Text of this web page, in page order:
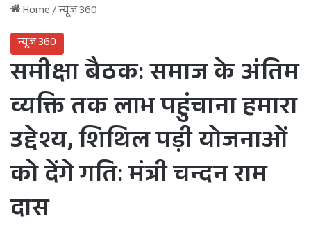
Home/न्यूज़ 360
न्यूज़ 360
समीक्षा बैठक: समाज के अंतिम
व्यक्ति तक लाभ पहुंचाना हमारा
उद्देश्य, शिथिल पड़ी योजनाओं
को देंगे गति: मंत्री चन्दन राम
दास